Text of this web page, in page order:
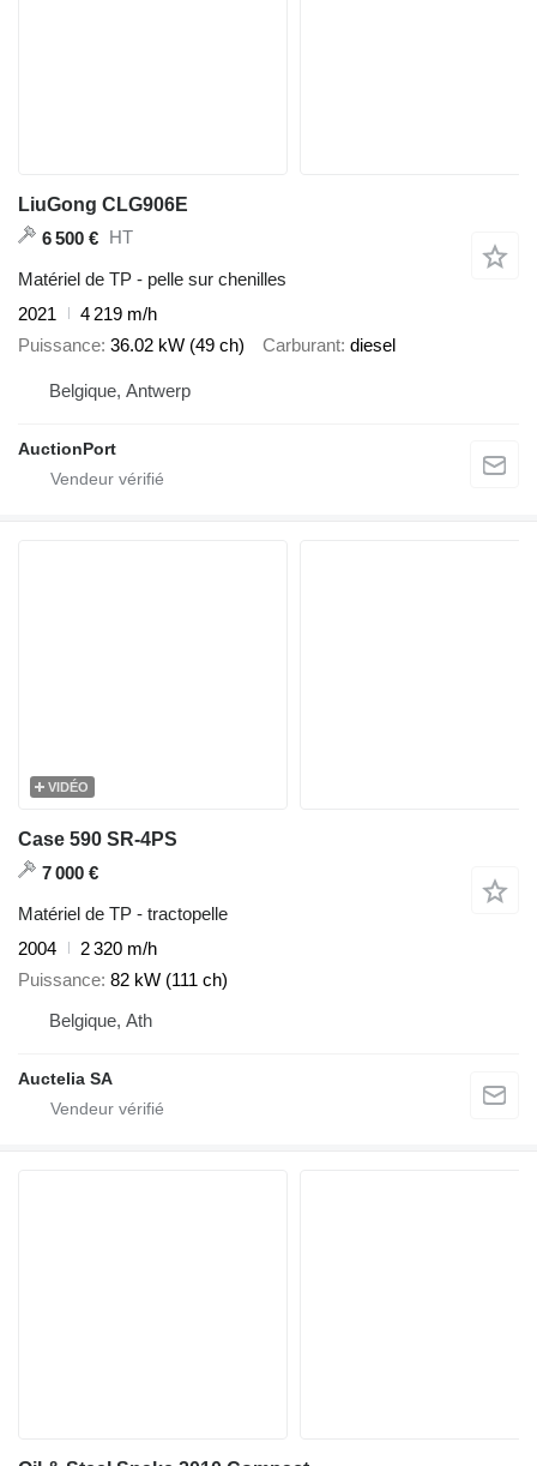
LiuGong CLG906E
6 500 € HT
Matériel de TP - pelle sur chenilles
2021
4 219 m/h
Puissance 36.02 kW (49 ch) Carburant diesel
Belgique, Antwerp
AuctionPort
VIDÉO
Case 590 SR-4PS
7 000 €
Matériel de TP - tractopelle
2004
2 320 m/h
Puissance 82 kW (111 ch)
Belgique, Ath
Auctelia SA